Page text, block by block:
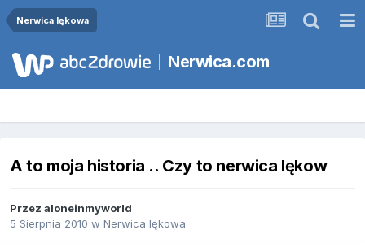
Nerwica lękowa
Nerwica.com
A to moja historia .. Czy to nerwica lękow
Przez aloneinmyworld
5 Sierpnia 2010 w Nerwica lękowa